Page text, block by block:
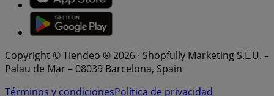
Copyright © Tiendeo ® 2026 · Shopfully Marketing S.L.U. –
Palau de Mar – 08039 Barcelona, Spain
Términos y condicionesPolítica de privacidad